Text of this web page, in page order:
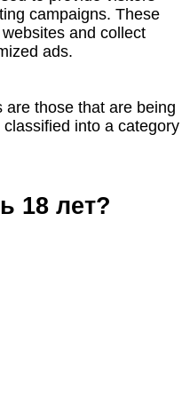
campaigns. These
and collect
ads.
those that are being
into a category
18 лет?